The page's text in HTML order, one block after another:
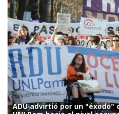
ADU advirtió por un "éxodo"